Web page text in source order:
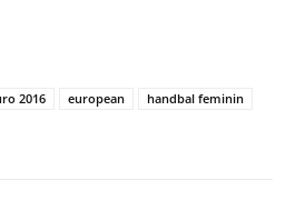
2016 european
handbal feminin